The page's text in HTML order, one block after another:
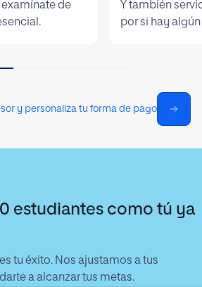
de
Y también
por si hay
y personaliza tu forma de pago
estudiantes como tú ya
tu éxito. Nos ajustamos a tus
a alcanzar tus metas.